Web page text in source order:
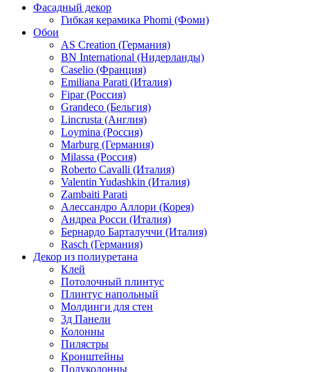
Фасадный декор
Гибкая керамика Phomi (Фоми)
Обои
AS Creation (Германия)
BN International (Нидерланды)
Caselio (Франция)
Emiliana Parati (Италия)
Fipar (Россия)
Grandeco (Бельгия)
Lincrusta (Англия)
Loymina (Россия)
Marburg (Германия)
Milassa (Россия)
Roberto Cavalli (Италия)
Valentin Yudashkin (Италия)
Zambaiti Parati
Алессандро Аллори (Корея)
Андреа Росси (Италия)
Бернардо Барталуччи (Италия)
Rasch (Германия)
Декор из полиуретана
Клей
Потолочный плинтус
Плинтус напольный
Молдинги для стен
3д Панели
Колонны
Пилястры
Кронштейны
Полуколонны